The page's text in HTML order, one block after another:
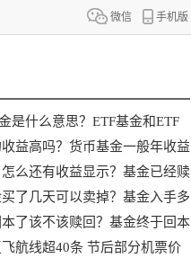
微信 手机版
是什么意思？ETF基金和ETF
益高吗？货币基金一般年收益
么还有收益显示？基金已经赎
了几天可以卖掉？基金入手多
了该不该赎回？基金终于回本
航线超40条 节后部分机票价